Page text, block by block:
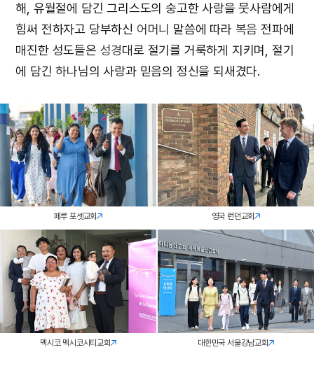
해, 유월절에 담긴 그리스도의 숭고한 사랑을 뭇사람에게
힘써 전하자고 당부하신 어머니 말씀에 따라 복음 전파에
매진한 성도들은 성경대로 절기를 거룩하게 지키며, 절기
에 담긴하나님의 사랑과 믿음의 정신을 되새겼다.
페루 포셋교회 영국 런던교회
멕시코 멕시코시티교회 대한민국 서울강남교회